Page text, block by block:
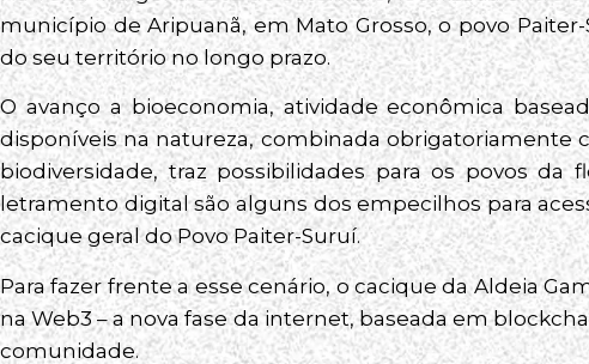
município de Aripuanã, em Mato Grosso, o povo
do seu território no longo prazo.
O avanço a bioeconomia, atividade econômica
disponíveis na natureza, combinada obrigatoriamente
biodiversidade, traz possibilidades para os povos da
letramento digital são alguns dos empecilhos para
cacique geral do Povo Paiter-Suruí.
Para fazer frente a esse cenário, o cacique da Aldeia
na Web3 – a nova fase da internet, baseada em
comunidade.